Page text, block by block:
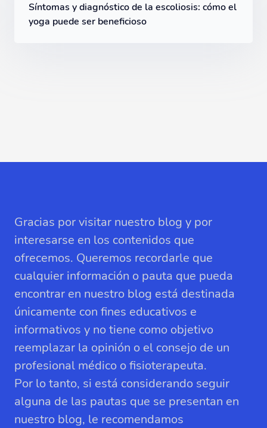
Síntomas y diagnóstico de la escoliosis: cómo el
yoga puede ser beneficioso
Gracias por visitar nuestro blog y por
interesarse en los contenidos que
ofrecemos. Queremos recordarle que
cualquier información o pauta que pueda
encontrar en nuestro blog está destinada
únicamente con fines educativos e
informativos y no tiene como objetivo
reemplazar la opinión o el consejo de un
profesional médico o fisioterapeuta.
Por lo tanto, si está considerando seguir
alguna de las pautas que se presentan en
nuestro blog, le recomendamos